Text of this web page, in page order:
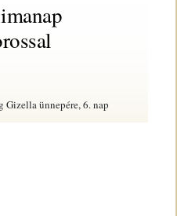
ünnepére, 6. nap